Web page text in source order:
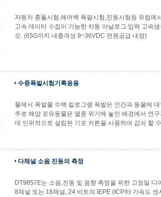
자동차 충돌시험,에어백 폭팔시험,진동시험등 유럽에
고속 데이터 수집이 가능한 차동 아날로그 입력 고속
오. (65G까지 내충격성 9~36VDC 전원공급 내장)
수중폭발시험기록응용
물에서 폭발물 수백 킬로그램 폭발은 인간과 동물에
주로 해양 포유동물은 멸종 위기에 놓인 배경에서 연
데 인위적으로 설립된 기포 커튼을 사용하여 감쇠 할
다채널 소음 진동의 측정
DT9857E는 소음,진동 및 음향 측정을 위한 고정밀 다
8채널 또는 16채널, 24 비트의 IEPE (ICP®) 가속도 센